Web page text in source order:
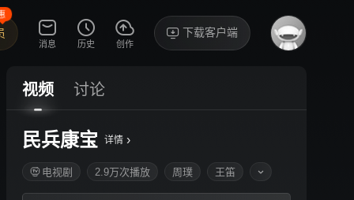
消息 历史 创作
下载客户端
视频 讨论
民兵康宝 详情 ›
电视剧 2.9万次播放 周璞 王笛